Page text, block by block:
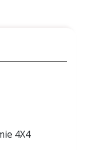
4X4